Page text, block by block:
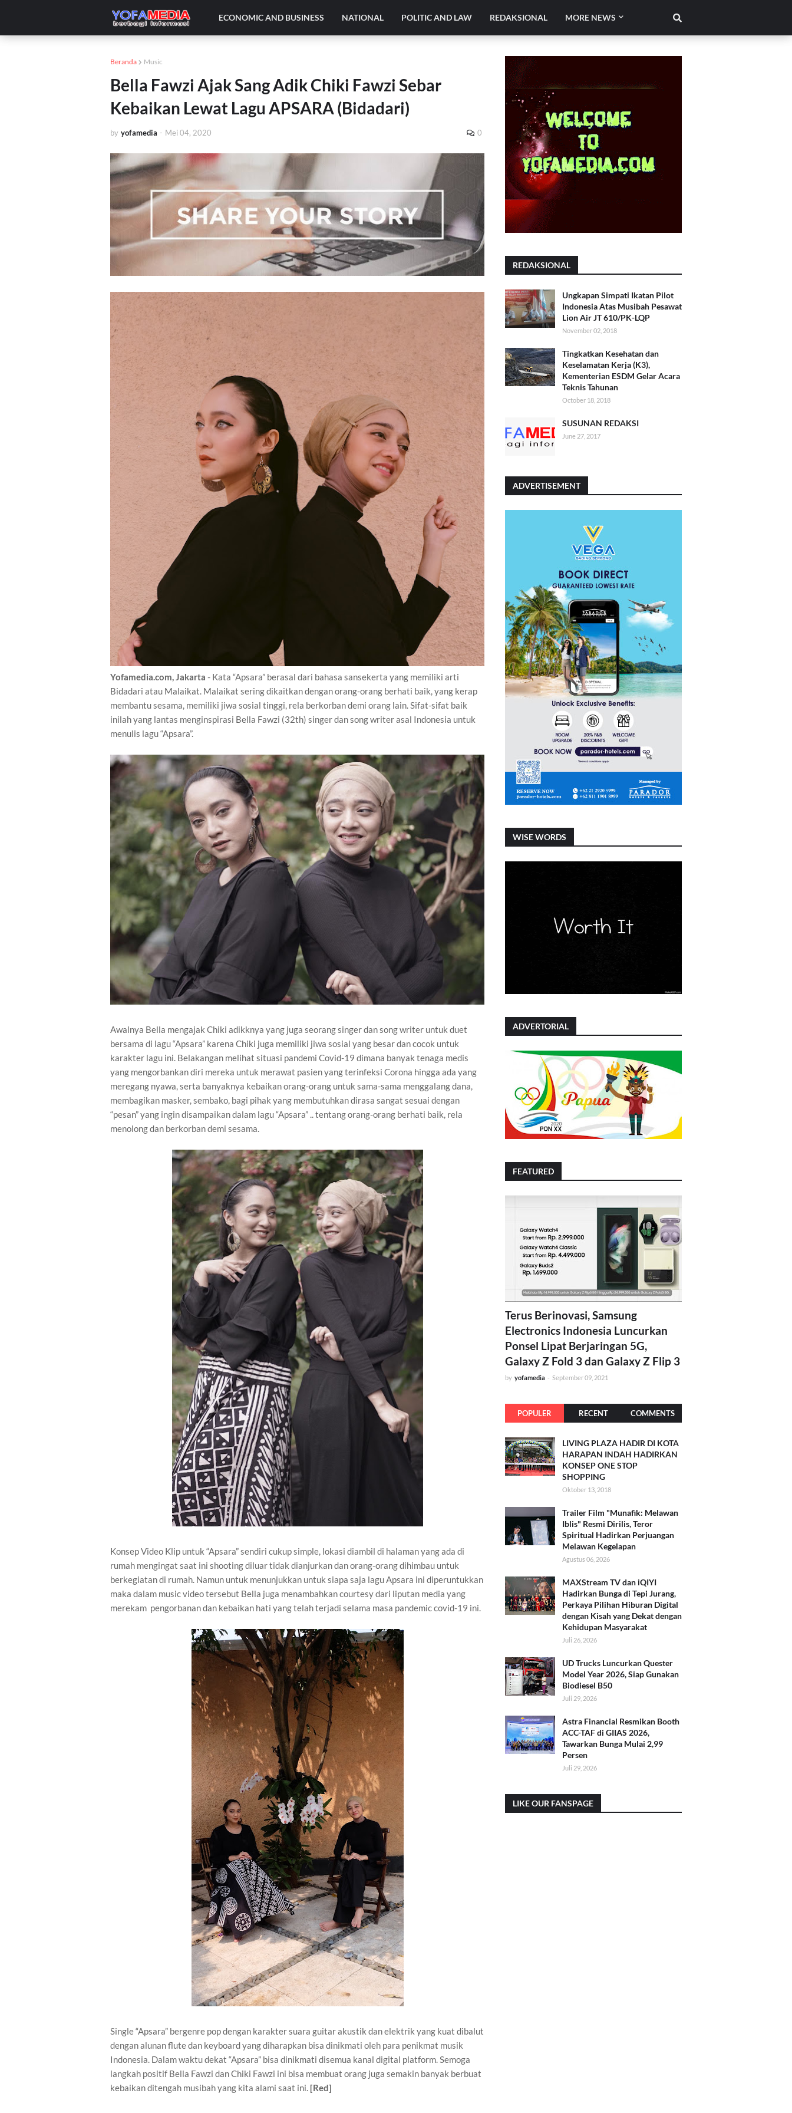
ECONOMIC AND BUSINESS NATIONAL POLITIC AND LAW REDAKSIONAL MORE NEWS
Beranda Music
Bella Fawzi Ajak Sang Adik Chiki Fawzi Sebar
Kebaikan Lewat Lagu APSARA (Bidadari)
by yofamedia - Mei 04, 2020 0
Yofamedia.com, Jakarta - Kata “Apsara” berasal dari bahasa sansekerta yang memiliki arti
Bidadari atau Malaikat. Malaikat sering dikaitkan dengan orang-orang berhati baik, yang kerap
membantu sesama, memiliki jiwa sosial tinggi, rela berkorban demi orang lain. Sifat-sifat baik
inilah yang lantas menginspirasi Bella Fawzi (32th) singer dan song writer asal Indonesia untuk
menulis lagu “Apsara”.
Awalnya Bella mengajak Chiki adikknya yang juga seorang singer dan song writer untuk duet
bersama di lagu “Apsara” karena Chiki juga memiliki jiwa sosial yang besar dan cocok untuk
karakter lagu ini. Belakangan melihat situasi pandemi Covid-19 dimana banyak tenaga medis
yang mengorbankan diri mereka untuk merawat pasien yang terinfeksi Corona hingga ada yang
meregang nyawa, serta banyaknya kebaikan orang-orang untuk sama-sama menggalang dana,
membagikan masker, sembako, bagi pihak yang membutuhkan dirasa sangat sesuai dengan
“pesan” yang ingin disampaikan dalam lagu “Apsara” .. tentang orang-orang berhati baik, rela
menolong dan berkorban demi sesama.
Konsep Video Klip untuk “Apsara” sendiri cukup simple, lokasi diambil di halaman yang ada di
rumah mengingat saat ini shooting diluar tidak dianjurkan dan orang-orang dihimbau untuk
berkegiatan di rumah. Namun untuk menunjukkan untuk siapa saja lagu Apsara ini diperuntukkan
maka dalam music video tersebut Bella juga menambahkan courtesy dari liputan media yang
merekam pengorbanan dan kebaikan hati yang telah terjadi selama masa pandemic covid-19 ini.
Single “Apsara” bergenre pop dengan karakter suara guitar akustik dan elektrik yang kuat dibalut
dengan alunan flute dan keyboard yang diharapkan bisa dinikmati oleh para penikmat musik
Indonesia. Dalam waktu dekat “Apsara” bisa dinikmati disemua kanal digital platform. Semoga
langkah positif Bella Fawzi dan Chiki Fawzi ini bisa membuat orang juga semakin banyak berbuat
kebaikan ditengah musibah yang kita alami saat ini. [Red]
REDAKSIONAL
Ungkapan Simpati Ikatan Pilot
Indonesia Atas Musibah Pesawat
Lion Air JT 610/PK-LQP
November 02, 2018
Tingkatkan Kesehatan dan
Keselamatan Kerja (K3),
Kementerian ESDM Gelar Acara
Teknis Tahunan
October 18, 2018
SUSUNAN REDAKSI
June 27, 2017
ADVERTISEMENT
WISE WORDS
ADVERTORIAL
FEATURED
Terus Berinovasi, Samsung
Electronics Indonesia Luncurkan
Ponsel Lipat Berjaringan 5G,
Galaxy Z Fold 3 dan Galaxy Z Flip 3
by yofamedia - September 09, 2021
POPULER RECENT COMMENTS
LIVING PLAZA HADIR DI KOTA
HARAPAN INDAH HADIRKAN
KONSEP ONE STOP
SHOPPING
Oktober 13, 2018
Trailer Film "Munafik: Melawan
Iblis" Resmi Dirilis, Teror
Spiritual Hadirkan Perjuangan
Melawan Kegelapan
Agustus 06, 2026
MAXStream TV dan iQIYI
Hadirkan Bunga di Tepi Jurang,
Perkaya Pilihan Hiburan Digital
dengan Kisah yang Dekat dengan
Kehidupan Masyarakat
Juli 26, 2026
UD Trucks Luncurkan Quester
Model Year 2026, Siap Gunakan
Biodiesel B50
Juli 29, 2026
Astra Financial Resmikan Booth
ACC-TAF di GIIAS 2026,
Tawarkan Bunga Mulai 2,99
Persen
Juli 29, 2026
LIKE OUR FANSPAGE